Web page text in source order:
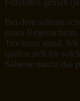
Bei dem seltsam
einen
Trocknen stand.
quälen sich für
Sabiene macht das